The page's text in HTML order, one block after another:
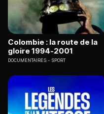
Colombie : la route de la
gloire 1994-2001
DOCUMENTAIRES SPORT